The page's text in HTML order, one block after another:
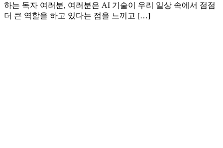
하는 독자 여러분, 여러분은 AI 기술이 우리 일상 속에서 점점
더 큰 역할을 하고 있다는 점을 느끼고 […]